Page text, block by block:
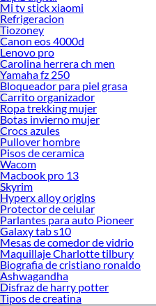
Mi tv stick xiaomi
Refrigeracion
Tiozoney
Canon eos 4000d
Lenovo pro
Carolina herrera ch men
Yamaha fz 250
Bloqueador para piel grasa
Carrito organizador
Ropa trekking mujer
Botas invierno mujer
Crocs azules
Pullover hombre
Pisos de ceramica
Wacom
Macbook pro 13
Skyrim
Hyperx alloy origins
Protector de celular
Parlantes para auto Pioneer
Galaxy tab s10
Mesas de comedor de vidrio
Maquillaje Charlotte tilbury
Biografia de cristiano ronaldo
Ashwagandha
Disfraz de harry potter
Tipos de creatina